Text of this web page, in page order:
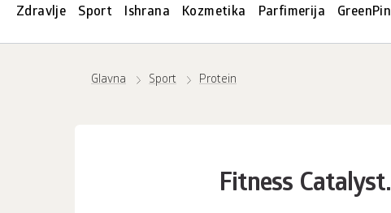
Zdravlje Sport Ishrana Kozmetika Parfimerija GreenPin
Glavna Sport Protein
Fitness